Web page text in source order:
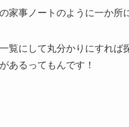
家事ノートのように一か所
覧にして丸分かりにすれ
あるってもんです！